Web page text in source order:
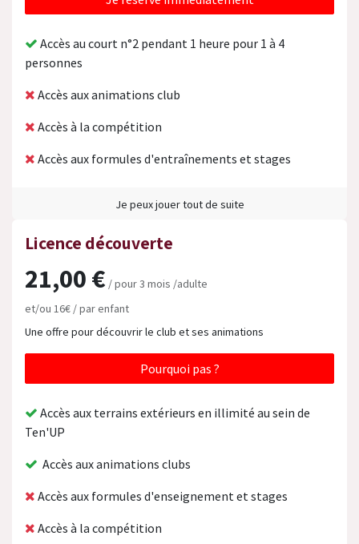
Accès au court n°2 pendant 1 heure pour 1 à 4
personnes
Accès aux animations club
Accès à la compétition
Accès aux formules d'entraînements et stages
Je peux jouer tout de suite
Licence découverte
21,00 € / pour 3 mois /adulte
et/ou 16€ / par enfant
Une offre pour découvrir le club et ses animations
Pourquoi pas ?
Accès aux terrains extérieurs en illimité au sein de
Ten'UP
Accès aux animations clubs
Accès aux formules d'enseignement et stages
Accès à la compétition